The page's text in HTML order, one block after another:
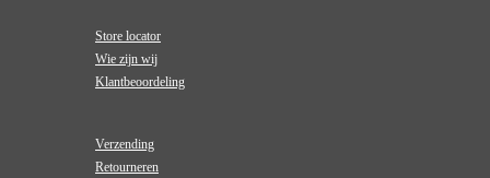
Store locator
Wie zijn wij
Klantbeoordeling
Verzending
Retourneren